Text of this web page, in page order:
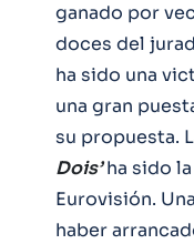
ganado por
doces del
ha sido una
una gran
su propuesta.
Dois’ha sido la
Eurovisión.
haber